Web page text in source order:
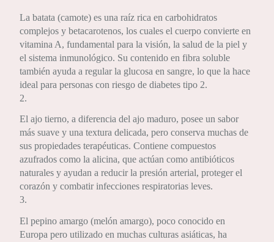
La batata (camote) es una raíz rica en carbohidratos
complejos y betacarotenos, los cuales el cuerpo convierte en
vitamina A, fundamental para la visión, la salud de la piel y
el sistema inmunológico. Su contenido en fibra soluble
también ayuda a regular la glucosa en sangre, lo que la hace
ideal para personas con riesgo de diabetes tipo 2.
2.
El ajo tierno, a diferencia del ajo maduro, posee un sabor
más suave y una textura delicada, pero conserva muchas de
sus propiedades terapéuticas. Contiene compuestos
azufrados como la alicina, que actúan como antibióticos
naturales y ayudan a reducir la presión arterial, proteger el
corazón y combatir infecciones respiratorias leves.
3.
El pepino amargo (melón amargo), poco conocido en
Europa pero utilizado en muchas culturas asiáticas, ha